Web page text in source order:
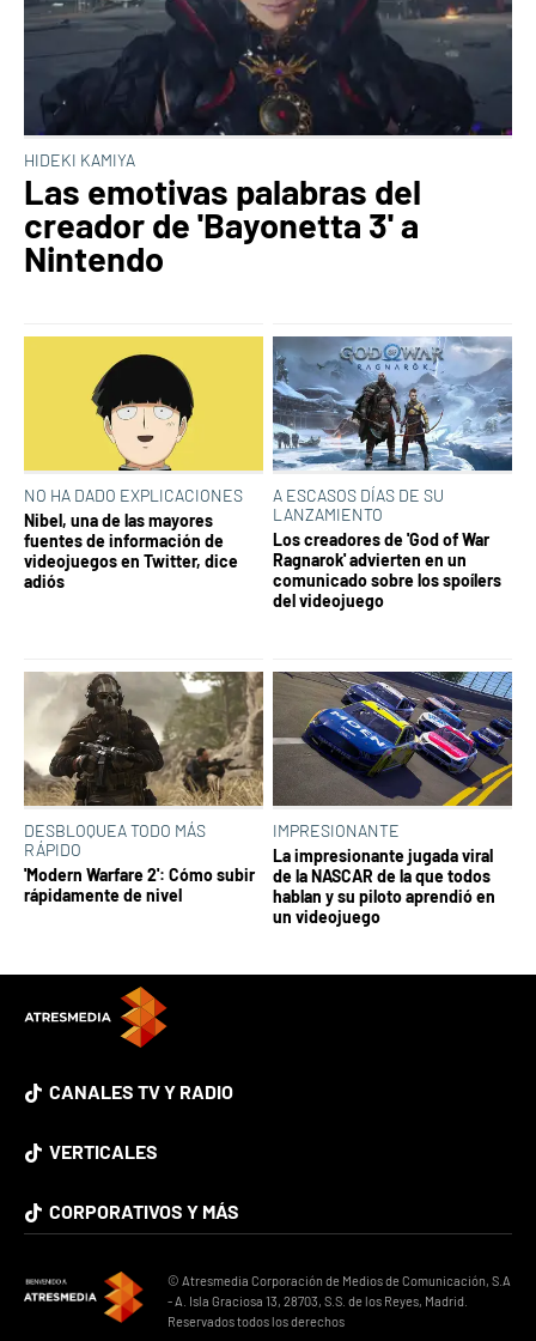
HIDEKI KAMIYA
Las emotivas palabras del
creador de 'Bayonetta 3' a
Nintendo
NO HA DADO EXPLICACIONES
Nibel, una de las mayores
fuentes de información de
videojuegos en Twitter, dice
adiós
A ESCASOS DÍAS DE SU
LANZAMIENTO
Los creadores de 'God of War
Ragnarok' advierten en un
comunicado sobre los spoílers
del videojuego
DESBLOQUEA TODO MÁS
RÁPIDO
'Modern Warfare 2': Cómo subir
rápidamente de nivel
IMPRESIONANTE
La impresionante jugada viral
de la NASCAR de la que todos
hablan y su piloto aprendió en
un videojuego
CANALES TV Y RADIO
VERTICALES
CORPORATIVOS Y MÁS
© Atresmedia Corporación de Medios de Comunicación, S.A
- A. Isla Graciosa 13, 28703, S.S. de los Reyes, Madrid.
Reservados todos los derechos